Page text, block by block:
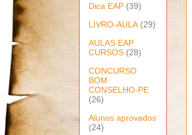
Dica EAP (39)
LIVRO-AULA (29)
AULAS EAP
CURSOS (28)
CONCURSO
BOM
CONSELHO-PE
(26)
Alunos aprovados
(24)